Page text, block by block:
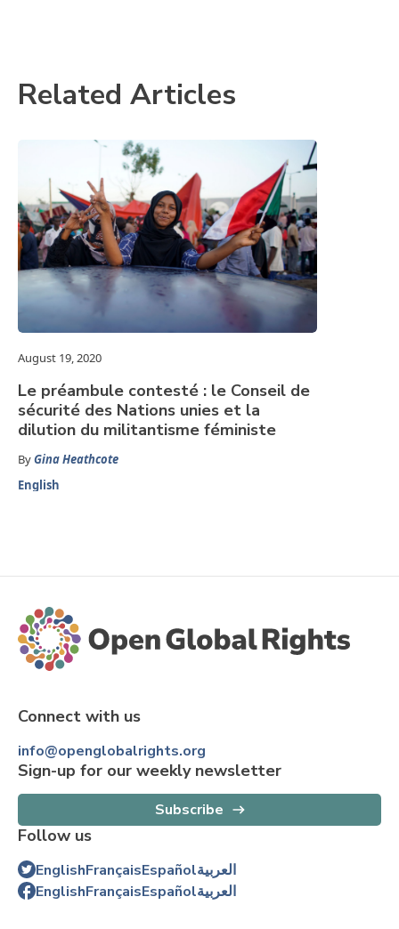
Related Articles
August 19, 2020
Le préambule contesté : le Conseil de
sécurité des Nations unies et la
dilution du militantisme féministe
ByGina Heathcote
English
Connect with us
info@openglobalrights.org
Sign-up for our weekly newsletter
Subscribe
Follow us
EnglishFrançaisEspañolالعربية
EnglishFrançaisEspañolالعربية